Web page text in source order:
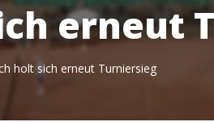
erneut
holt sich erneut Turniersieg